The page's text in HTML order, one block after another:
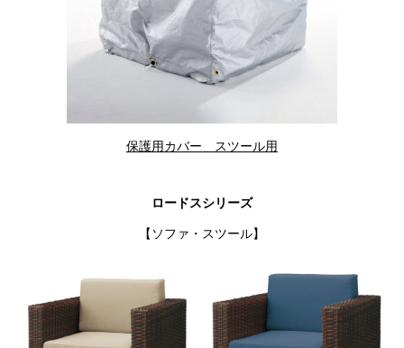
保護用カバー スツール用
ロードスシリーズ
【ソファ・スツール】